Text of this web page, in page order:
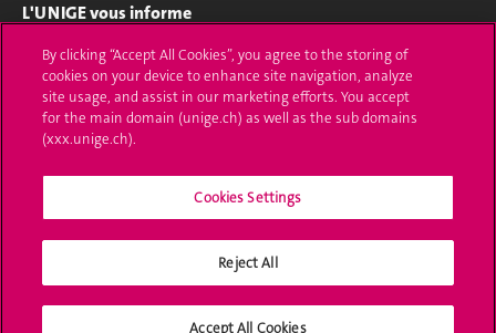
L'UNIGE vous informe
UNIGE Mobile
Médias
Offres d'emploi
Calendrier académique
Médias sociaux UNIGE
By clicking “Accept All Cookies”, you agree to the storing of
cookies on your device to enhance site navigation, analyze
site usage, and assist in our marketing efforts. You accept
for the main domain (unige.ch) as well as the sub domains
(xxx.unige.ch).
Cookies Settings
Reject All
Accept All Cookies